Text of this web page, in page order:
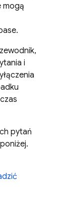
mogą
i
pytań